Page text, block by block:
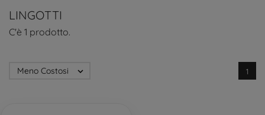
LINGOTTI
C'è 1 prodotto.
Meno Costosi  1